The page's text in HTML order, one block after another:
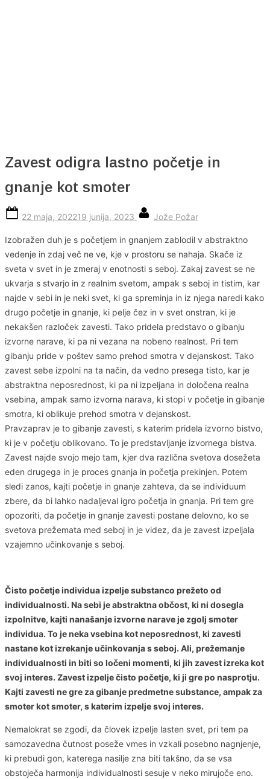
Zavest odigra lastno početje in
gnanje kot smoter
Posted
22 maja, 202219 junija, 2023 By
Jože Požar
Izobražen duh je s početjem in gnanjem zablodil v abstraktno
vedenje in zdaj več ne ve, kje v prostoru se nahaja. Skače iz
sveta v svet in je zmeraj v enotnosti s seboj. Zakaj zavest se ne
ukvarja s stvarjo in z realnim svetom, ampak s seboj in tistim, kar
najde v sebi in je neki svet, ki ga spreminja in iz njega naredi kako
drugo početje in gnanje, ki pelje čez in v svet onstran, ki je
nekakšen razloček zavesti. Tako pridela predstavo o gibanju
izvorne narave, ki pa ni vezana na nobeno realnost. Pri tem
gibanju pride v poštev samo prehod smotra v dejanskost. Tako
zavest sebe izpolni na ta način, da vedno presega tisto, kar je
abstraktna neposrednost, ki pa ni izpeljana in določena realna
vsebina, ampak samo izvorna narava, ki stopi v početje in gibanje
smotra, ki oblikuje prehod smotra v dejanskost.
Pravzaprav je to gibanje zavesti, s katerim pridela izvorno bistvo,
ki je v početju oblikovano. To je predstavljanje izvornega bistva.
Zavest najde svojo mejo tam, kjer dva različna svetova dosežeta
eden drugega in je proces gnanja in početja prekinjen. Potem
sledi zanos, kajti početje in gnanje zahteva, da se individuum
zbere, da bi lahko nadaljeval igro početja in gnanja. Pri tem gre
opozoriti, da početje in gnanje zavesti postane delovno, ko se
svetova prežemata med seboj in je videz, da je zavest izpeljala
vzajemno učinkovanje s seboj.
Čisto početje individua izpelje substanco prežeto od
individualnosti. Na sebi je abstraktna občost, ki ni dosegla
izpolnitve, kajti nanašanje izvorne narave je zgolj smoter
individua. To je neka vsebina kot neposrednost, ki zavesti
nastane kot izrekanje učinkovanja s seboj. Ali, prežemanje
individualnosti in biti so ločeni momenti, ki jih zavest izreka kot
svoj interes. Zavest izpelje čisto početje, ki ji gre po nasprotju.
Kajti zavesti ne gre za gibanje predmetne substance, ampak za
smoter kot smoter, s katerim izpelje svoj interes.
Nemalokrat se zgodi, da človek izpelje lasten svet, pri tem pa
samozavedna čutnost poseže vmes in vzkali posebno nagnjenje,
ki prebudi gon, katerega nasilje zna biti takšno, da se vsa
obstoječa harmonija individualnosti sesuje v neko mirujoče eno.